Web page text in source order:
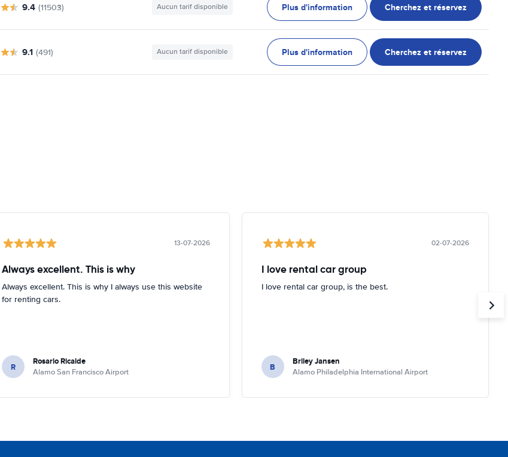
9.4 (11503) Aucun tarif disponible Plus d'information Cherchez et réservez
9.1 (491) Aucun tarif disponible Plus d'information Cherchez et réservez
13-07-2026
Always excellent. This is why
Always excellent. This is why I always use this website
for renting cars.
R Rosario Ricalde
Alamo San Francisco Airport
02-07-2026
I love rental car group
I love rental car group, is the best.
B Briley Jansen
Alamo Philadelphia International Airport